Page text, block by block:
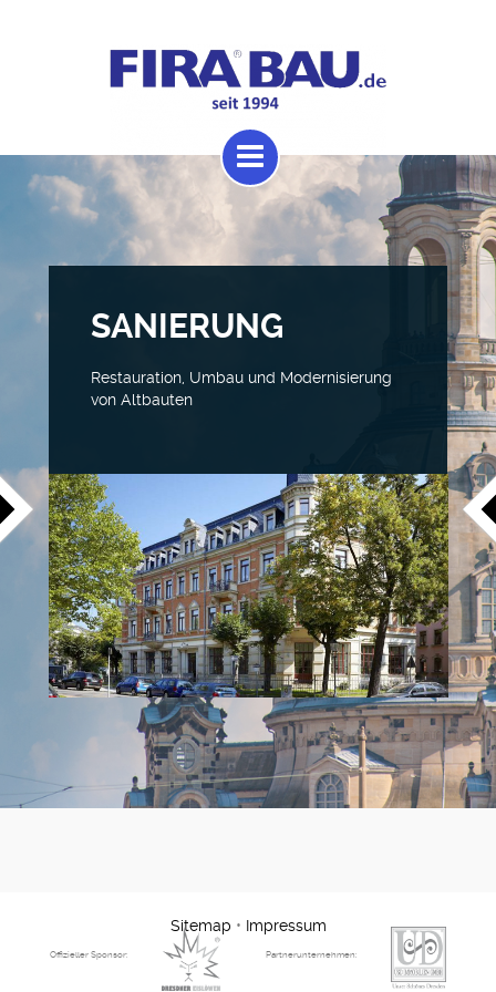
SANIERUNG
Restauration, Umbau und Modernisierung
von Altbauten
Sitemap • Impressum
Offizieller Sponsor: Partnerunternehmen: